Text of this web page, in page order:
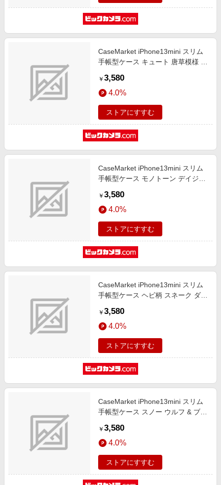
CaseMarket iPhone13mini スリム
手帳型ケース キュート 唐草模様 ミ
iPhone13mini-BCM2S2085-78
￥ 3,580
4.0%
ストアにすすむ
CaseMarket iPhone13mini スリム
手帳型ケース モノトーン デイジー
BCM2S2080-78
￥ 3,580
4.0%
ストアにすすむ
CaseMarket iPhone13mini スリム
手帳型ケース ヘビ柄 スネーク ダー
￥ 3,580
4.0%
ストアにすすむ
CaseMarket iPhone13mini スリム
手帳型ケース スノー ウルフ & ブラ
iPhone13mini-BCM2S2045-78
￥ 3,580
4.0%
ストアにすすむ